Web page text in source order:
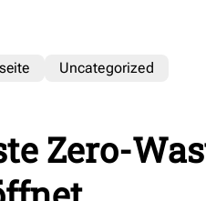
Uncategorized
Zero-